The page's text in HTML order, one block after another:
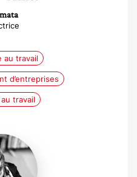
au travail
d’entreprises
travail
Catherine
Le
Bec